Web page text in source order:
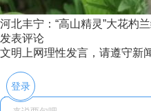
河北丰宁：“高山精灵”大花杓
发表评论
文明上网理性发言，请遵守新
登录